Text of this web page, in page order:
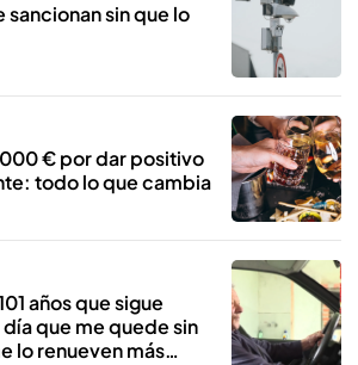
sancionan sin que lo
€ por dar positivo
todo lo que cambia
años que sigue
que me quede sin
lo renueven más…